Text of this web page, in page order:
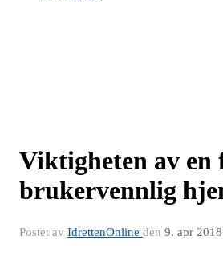
Viktigheten av en
brukervennlig
Postet av IdrettenOnline den 9. apr 2018